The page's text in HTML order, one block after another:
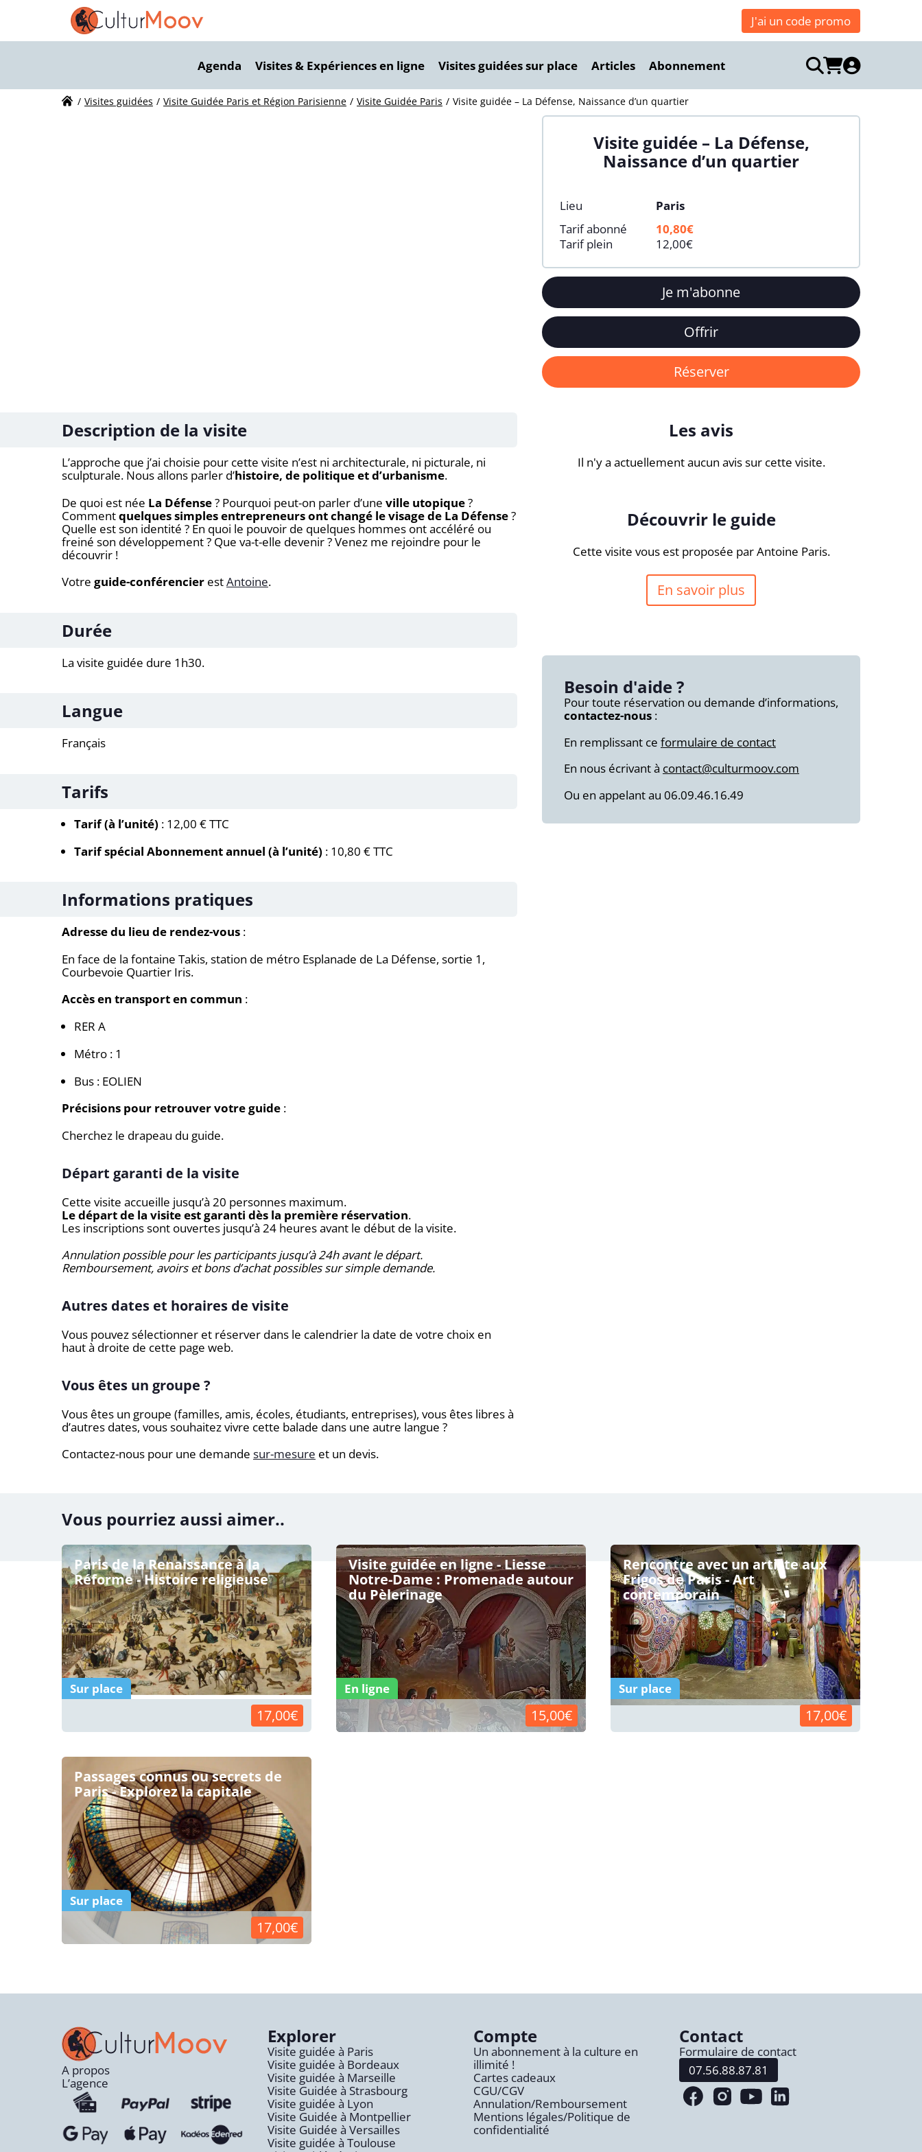
J'ai un code promo
Agenda Visites & Expériences en ligne
Visites guidées
Visites virtuelles
Visites guidées sur place
Strasbourg
Plus de villes
Articles Abonnement
Visites guidées Visite Guidée Paris et Région Parisienne Visite Guidée Paris Visite guidée – La Défense, Naissance d’un quartier
Visite guidée – La Défense,
Naissance d’un quartier
Lieu
Paris
Tarif abonné
10,80€
Tarif plein
12,00€
Je m'abonne
Offrir
Réserver
Description de la visite
L’approche que j’ai choisie pour cette visite n’est ni architecturale, ni picturale, ni
sculpturale. Nous allons parler d’histoire, de politique et d’urbanisme.
De quoi est née La Défense? Pourquoi peut-on parler d’une ville utopique?
Commentquelques simples entrepreneurs ont changé le visage de La Défense?
Quelle est son identité ? En quoi le pouvoir de quelques hommes ont accéléré ou
freiné son développement ? Que va-t-elle devenir ? Venez me rejoindre pour le
découvrir !
Votre guide-conférencier estAntoine.
Durée
La visite guidée dure 1h30.
Langue
Français
Tarifs
Tarif (à l’unité) : 12,00 € TTC
Tarif spécial Abonnement annuel (à l’unité) : 10,80 € TTC
Informations pratiques
Adresse du lieu de rendez-vous :
En face de la fontaine Takis, station de métro Esplanade de La Défense, sortie 1,
Courbevoie Quartier Iris.
Accès en transport en commun :
RER A
Métro : 1
Bus : EOLIEN
Précisions pour retrouver votre guide :
Cherchez le drapeau du guide.
Départ garanti de la visite
Cette visite accueille jusqu’à 20 personnes maximum.
Le départ de la visite est garanti dès la première réservation.
Les inscriptions sont ouvertes jusqu’à 24 heures avant le début de la visite.
Annulation possible pour les participants jusqu’à 24h avant le départ.
Remboursement, avoirs et bons d’achat possibles sur simple demande.
Autres dates et horaires de visite
Vous pouvez sélectionner et réserver dans le calendrier la date de votre choix en
haut à droite de cette page web.
Vous êtes un groupe ?
Vous êtes un groupe (familles, amis, écoles, étudiants, entreprises), vous êtes libres à
d’autres dates, vous souhaitez vivre cette balade dans une autre langue ?
Contactez-nous pour une demande sur-mesure et un devis.
Les avis
Il n'y a actuellement aucun avis sur cette visite.
Découvrir le guide
Cette visite vous est proposée par Antoine Paris.
En savoir plus
Besoin d'aide ?
Pour toute réservation ou demande d’informations,
contactez-nous :
En remplissant ce formulaire de contact
En nous écrivant à contact@culturmoov.com
Ou en appelant au 06.09.46.16.49
Vous pourriez aussi aimer..
Paris de la Renaissance à la
Réforme - Histoire religieuse
Sur place
17,00€
Visite guidée en ligne - Liesse
Notre-Dame : Promenade autour
du Pèlerinage
En ligne
15,00€
Rencontre avec un artiste aux
Frigos de Paris - Art
contemporain
Sur place
17,00€
Passages connus ou secrets de
Paris - Explorez la capitale
Sur place
17,00€
A propos
L’agence
Explorer
Visite guidée à Paris
Visite guidée à Bordeaux
Visite guidée à Marseille
Visite Guidée à Strasbourg
Visite guidée à Lyon
Visite Guidée à Montpellier
Visite Guidée à Versailles
Visite guidée à Toulouse
Compte
Un abonnement à la culture en
illimité !
Cartes cadeaux
CGU/CGV
Annulation/Remboursement
Mentions légales/Politique de
confidentialité
Contact
Formulaire de contact
07.56.88.87.81
Lien vers notre page facebook
Lien vers notre page instagram
Lien vers notre page youtube
Lien vers notre page